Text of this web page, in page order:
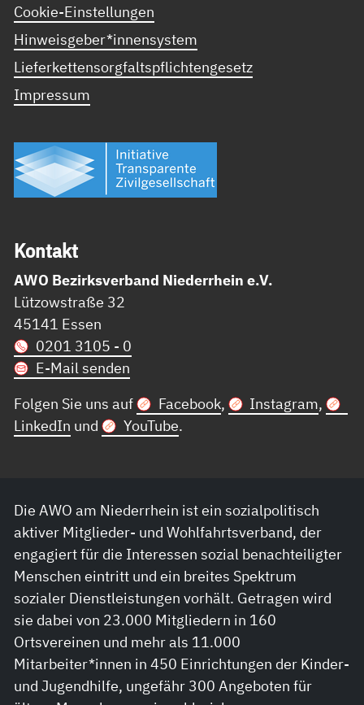
Cookie-Einstellungen
Hinweisgeber*innensystem
Lieferkettensorgfaltspflichtengesetz
Impressum
Kon­takt
AWO Bezirksverband Niederrhein e.V.
Lützowstraße 32
45141 Essen
0201 3105 - 0
E-Mail senden
Folgen Sie uns auf
Facebook, Instagram,
LinkedIn und YouTube.
Die AWO am Niederrhein ist ein sozialpolitisch
aktiver Mitglieder- und Wohlfahrtsverband, der
engagiert für die Interessen sozial benachteiligter
Menschen eintritt und ein breites Spektrum
sozialer Dienstleistungen vorhält. Getragen wird
sie dabei von 23.000 Mitgliedern in 160
Ortsvereinen und mehr als 11.000
Mitarbeiter*innen in 450 Einrichtungen der Kinder-
und Jugendhilfe, ungefähr 300 Angeboten für